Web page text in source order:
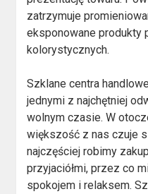
zatrzymuje
eksponowane produkty
kolorystycznych.
Szklane centra
jednymi z najchętniej
wolnym czasie. W
większość z nas czuje
najczęściej robimy
przyjaciółmi, przez co
spokojem i relaksem.